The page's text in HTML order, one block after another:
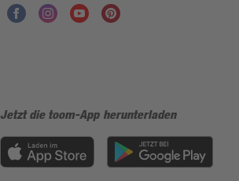
Jetzt die toom-App herunterladen